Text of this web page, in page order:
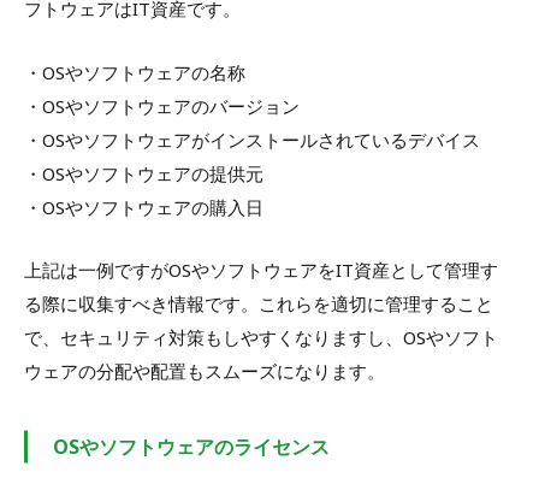
フトウェアはIT資産です。
・OSやソフトウェアの名称
・OSやソフトウェアのバージョン
・OSやソフトウェアがインストールされているデバイス
・OSやソフトウェアの提供元
・OSやソフトウェアの購入日
上記は一例ですがOSやソフトウェアをIT資産として管理す
る際に収集すべき情報です。これらを適切に管理すること
で、セキュリティ対策もしやすくなりますし、OSやソフト
ウェアの分配や配置もスムーズになります。
OSやソフトウェアのライセンス